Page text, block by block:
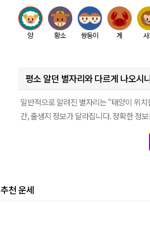
양 황소 쌍둥이 게
평소 알던 별자리와 다르게 나오시
일반적으로 알려진 별자리는 “태양이 위
간, 출생지 정보가 달라집니다. 정확한 정
추천 운세